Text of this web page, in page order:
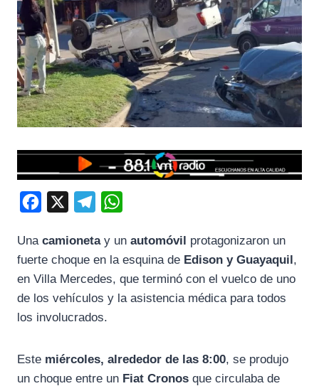
c
e
b
l
e
g
a
t
s
Una camionetay un automóvil protagonizaron un
fuerte choque en la esquina de Edison y Guayaquil,
en Villa Mercedes, que terminó con el vuelco de uno
de los vehículos y la asistencia médica para todos
los involucrados.
Este miércoles, alrededor de las 8:00, se produjo
un choque entre un Fiat Cronos que circulaba de